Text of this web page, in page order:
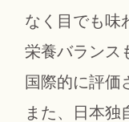
なく目でも味
栄養バランス
国際的に評価
また、日本独